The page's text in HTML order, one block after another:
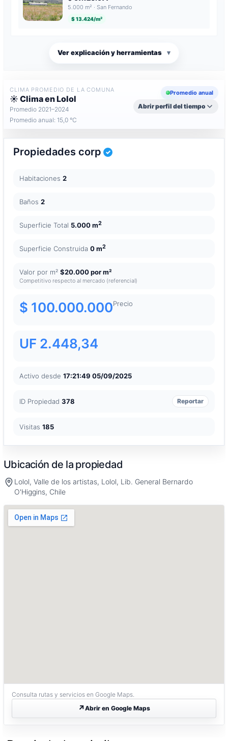
5.000 m² · San Fernando
$ 13.424/m²
Ver explicación y herramientas ▾
CLIMA PROMEDIO DE LA COMUNA
☀️ Clima en Lolol
Promedio 2021–2024
Promedio anual: 15,0 °C
Promedio anual
Abrir perfil del tiempo
Propiedades corp
Habitaciones 2
Baños 2
Superficie Total 5.000 m2
Superficie Construida 0 m2
Valor por m² $20.000 por m²
Competitivo respecto al mercado (referencial)
Precio
$ 100.000.000
UF 2.448,34
Activo desde 17:21:49 05/09/2025
ID Propiedad 378 Reportar
Visitas 185
Ubicación de la propiedad
Lolol, Valle de los artistas, Lolol, Lib. General Bernardo
O'Higgins, Chile
Consulta rutas y servicios en Google Maps.
Abrir en Google Maps